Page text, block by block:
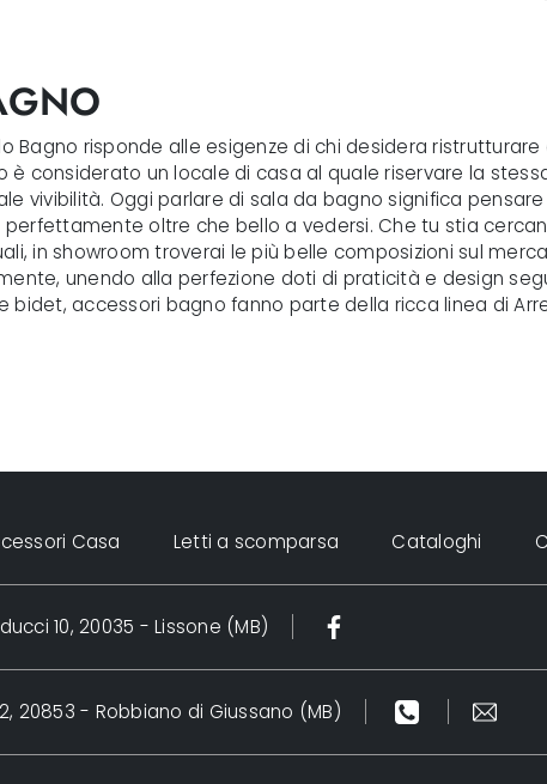
risponde alle esigenze di chi desidera
considerato un locale di casa al quale riservare la
vivibilità. Oggi parlare di sala da bagno significa
oltre che bello a vedersi. Che tu stia
in showroom troverai le più belle composizioni sul
unendo alla perfezione doti di praticità e design
accessori bagno fanno parte della ricca linea di
Casa Letti a scomparsa Cataloghi
10, 20035 - Lissone (MB)
20853 - Robbiano di Giussano (MB)